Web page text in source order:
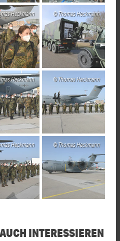
Heckmann Thomas Heckmann
Heckmann Thomas Heckmann
Heckmann Thomas Heckmann
INTERESSIEREN